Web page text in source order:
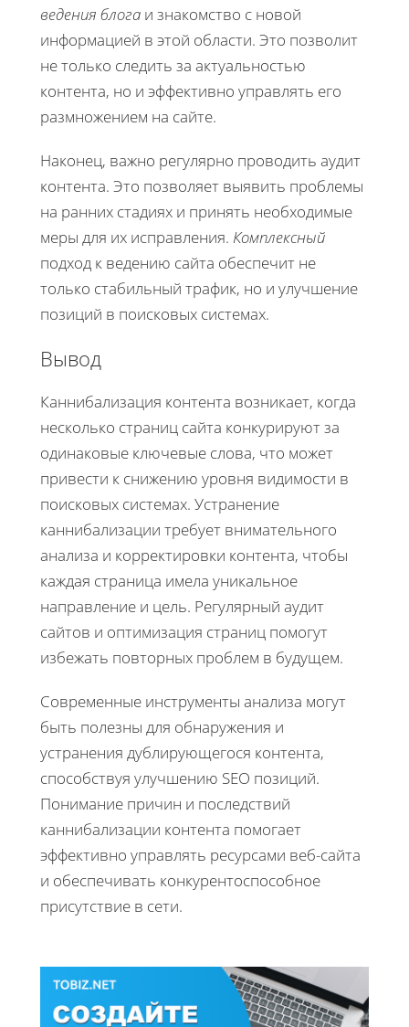
ведения блога и знакомство с новой
информацией в этой области. Это позволит
не только следить за актуальностью
контента, но и эффективно управлять его
размножением на сайте.
Наконец, важно регулярно проводить аудит
контента. Это позволяет выявить проблемы
на ранних стадиях и принять необходимые
меры для их исправления. Комплексный
подход к ведению сайта обеспечит не
только стабильный трафик, но и улучшение
позиций в поисковых системах.
Вывод
Каннибализация контента возникает, когда
несколько страниц сайта конкурируют за
одинаковые ключевые слова, что может
привести к снижению уровня видимости в
поисковых системах. Устранение
каннибализации требует внимательного
анализа и корректировки контента, чтобы
каждая страница имела уникальное
направление и цель. Регулярный аудит
сайтов и оптимизация страниц помогут
избежать повторных проблем в будущем.
Современные инструменты анализа могут
быть полезны для обнаружения и
устранения дублирующегося контента,
способствуя улучшению SEO позиций.
Понимание причин и последствий
каннибализации контента помогает
эффективно управлять ресурсами веб-сайта
и обеспечивать конкурентоспособное
присутствие в сети.